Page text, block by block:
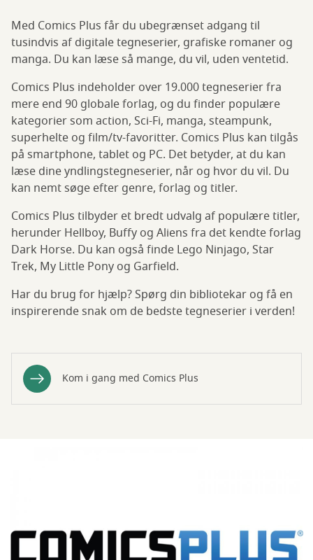
Med Comics Plus får du ubegrænset adgang til
tusindvis af digitale tegneserier, grafiske romaner og
manga. Du kan læse så mange, du vil, uden ventetid.
Comics Plus indeholder over 19.000 tegneserier fra
mere end 90 globale forlag, og du finder populære
kategorier som action, Sci-Fi, manga, steampunk,
superhelte og film/tv-favoritter. Comics Plus kan tilgås
på smartphone, tablet og PC. Det betyder, at du kan
læse dine yndlingstegneserier, når og hvor du vil. Du
kan nemt søge efter genre, forlag og titler.
Comics Plus tilbyder et bredt udvalg af populære titler,
herunder Hellboy, Buffy og Aliens fra det kendte forlag
Dark Horse. Du kan også finde Lego Ninjago, Star
Trek, My Little Pony og Garfield.
Har du brug for hjælp? Spørg din bibliotekar og få en
inspirerende snak om de bedste tegneserier i verden!
Kom i gang med Comics Plus